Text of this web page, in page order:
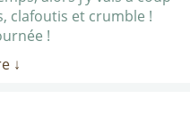
clafoutis et crumble !
!
↓